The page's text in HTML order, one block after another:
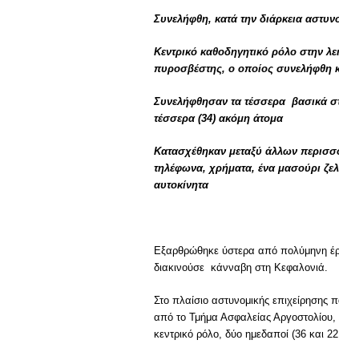
Συνελήφθη, κατά την διάρκεια
Κεντρικό καθοδηγητικό ρόλο στην
πυροσβέστης, ο οποίος συνελήφθη
Συνελήφθησαν τα τέσσερα βασικά
τέσσερα (34) ακόμη άτομα
Κατασχέθηκαν μεταξύ άλλων
τηλέφωνα, χρήματα, ένα μασούρι
αυτοκίνητα
Εξαρθρώθηκε ύστερα από πολύμηνη
διακινούσε κάνναβη στη Κεφαλονιά.
Στο πλαίσιο αστυνομικής
από το Τμήμα Ασφαλείας
κεντρικό ρόλο, δύο ημεδαποί (36 και